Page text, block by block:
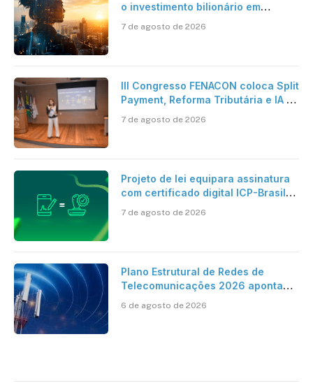
o investimento bilionário em
verdadeira era da inteligência
7 de agosto de 2026
III Congresso FENACON coloca Split
Payment, Reforma Tributária e IA no
7 de agosto de 2026
Projeto de lei equipara assinatura
com certificado digital ICP-Brasil
cartório
7 de agosto de 2026
Plano Estrutural de Redes de
Telecomunicações 2026 aponta
mantém desafio
6 de agosto de 2026